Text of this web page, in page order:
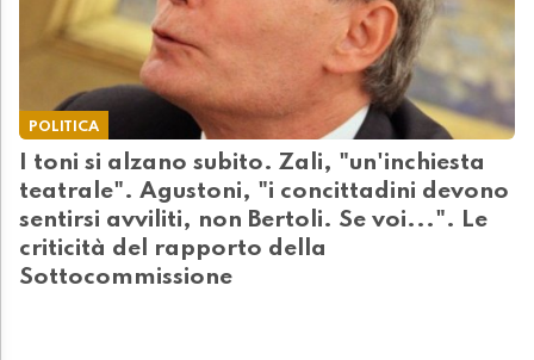
POLITICA
I toni si alzano subito. Zali, "un'inchiesta
teatrale". Agustoni, "i concittadini devono
sentirsi avviliti, non Bertoli. Se voi...". Le
criticità del rapporto della
Sottocommissione